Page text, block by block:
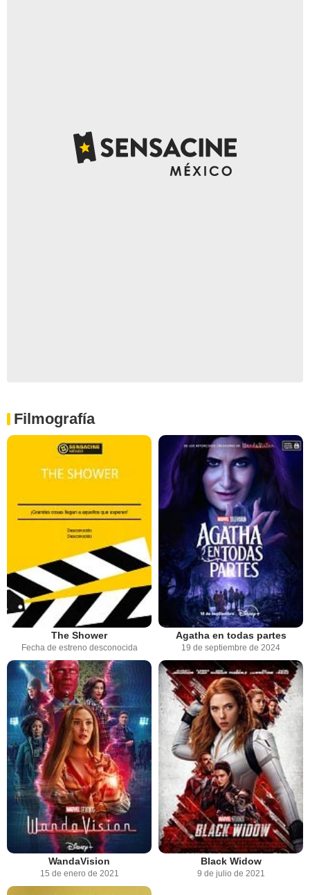
Filmografía
The Shower
Fecha de estreno desconocida
Agatha en todas partes
19 de septiembre de 2024
WandaVision
15 de enero de 2021
Black Widow
9 de julio de 2021